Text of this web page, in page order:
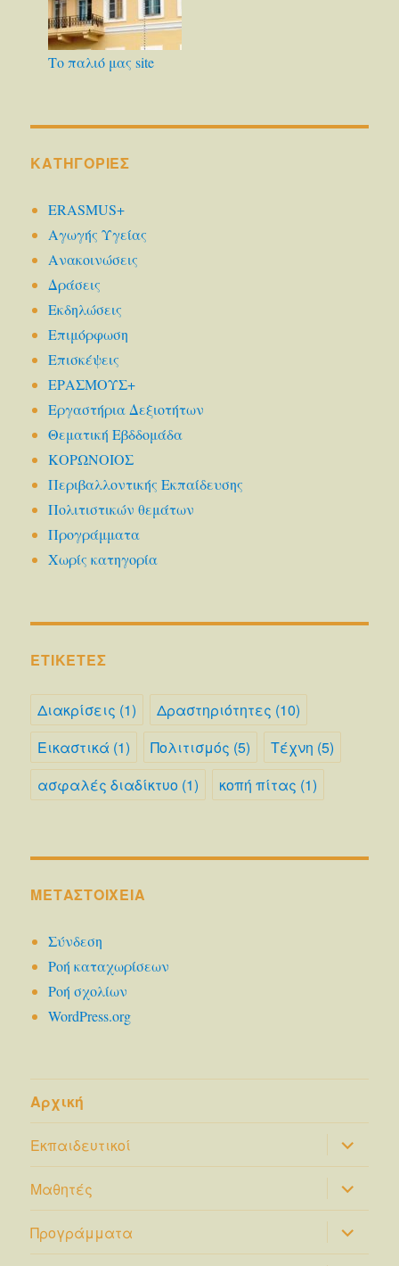
Το παλιό μας site
KΑΤΗΓΟΡΊΕΣ
ERASMUS+
Αγωγής Υγείας
Ανακοινώσεις
Δράσεις
Εκδηλώσεις
Επιμόρφωση
Επισκέψεις
ΕΡΑΣΜΟΥΣ+
Εργαστήρια Δεξιοτήτων
Θεματική Εβδδομάδα
ΚΟΡΩΝΟΙΟΣ
Περιβαλλοντικής Εκπαίδευσης
Πολιτιστικών θεμάτων
Προγράμματα
Χωρίς κατηγορία
ΕΤΙΚΈΤΕΣ
Διακρίσεις (1) Δραστηριότητες (10)
Εικαστικά (1) Πολιτισμός (5) Τέχνη (5)
ασφαλές διαδίκτυο (1) κοπή πίτας (1)
ΜΕΤΑΣΤΟΙΧΕΊΑ
Σύνδεση
Ροή καταχωρίσεων
Ροή σχολίων
WordPress.org
Αρχική
Εκπαιδευτικοί του
μενού
Μαθητές του
μενού
Προγράμματα του
μενού